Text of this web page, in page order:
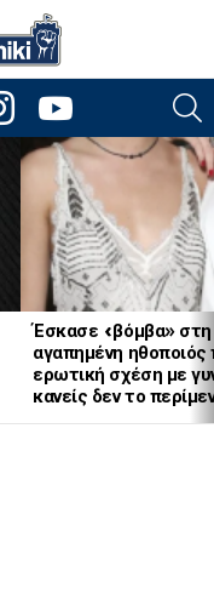
instagramyoutube
Έσκασε «βόμβα»
αγαπημένη
ερωτική σχέση με
κανείς δεν το